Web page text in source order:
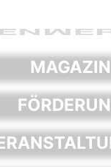
MAGAZIN